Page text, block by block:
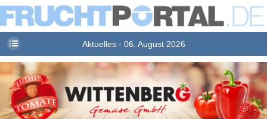
Aktuelles - 06. August 2026